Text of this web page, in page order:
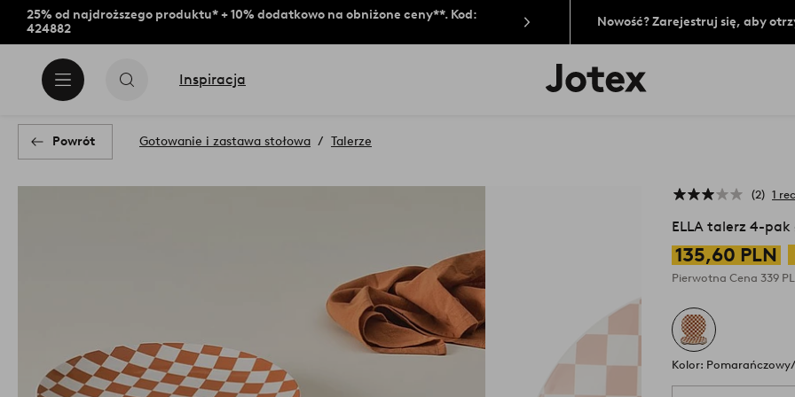
25% od najdroższego produktu* + 10% dodatkowo na obniżone ceny**. Kod:
424882
Nowość? Zarejestruj się, aby
Inspiracja
Logo
Jotex
Powrót Gotowanie i zastawa stołowa Talerze
2 1
ELLA talerz 4-pak
135,60 PLN
Pierwotna Cena339
Kolor: